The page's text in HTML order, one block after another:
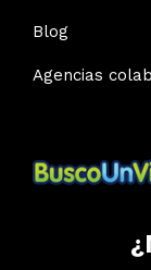
Blog
Agencias